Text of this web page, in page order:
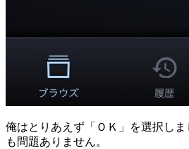
俺はとりあえず「ＯＫ」を選択し
も問題ありません。